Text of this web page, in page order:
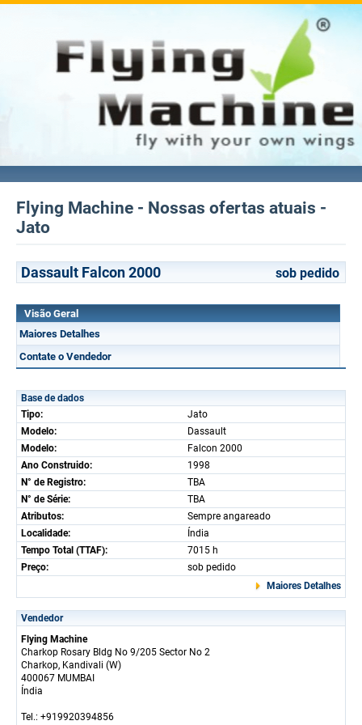
Flying Machine - Nossas ofertas atuais -
Jato
Dassault Falcon 2000 sob pedido
Visão Geral
Maiores Detalhes
Contate o Vendedor
Base de dados
Tipo:
Jato
Modelo:
Dassault
Modelo:
Falcon 2000
Ano Construido:
1998
N° de Registro:
TBA
N° de Série:
TBA
Atributos:
Sempre angareado
Localidade:
Índia
Tempo Total (TTAF):
7015 h
Preço:
sob pedido
Maiores Detalhes
Vendedor
Flying Machine
Charkop Rosary Bldg No 9/205 Sector No 2
Charkop, Kandivali (W)
400067 MUMBAI
Índia
Tel.: +919920394856